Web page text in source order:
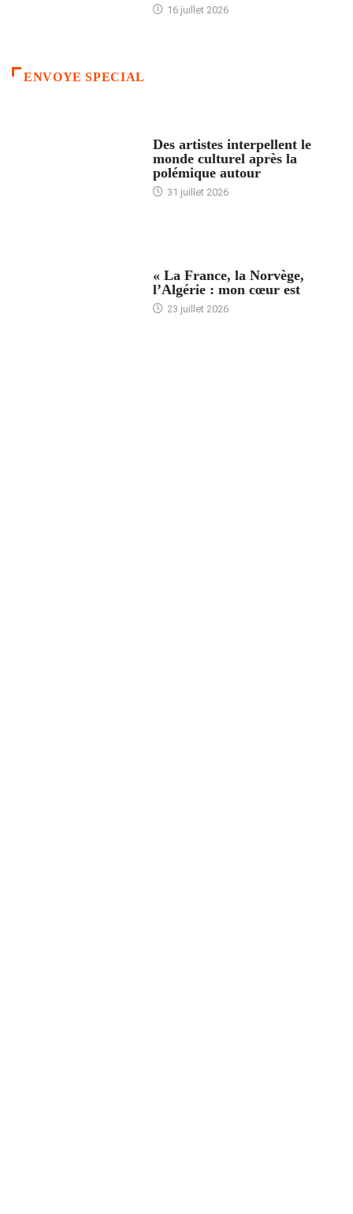
16 juillet 2026
ENVOYE SPECIAL
Des artistes interpellent le
monde culturel après la
polémique autour
31 juillet 2026
« La France, la Norvège,
l’Algérie : mon cœur est
23 juillet 2026